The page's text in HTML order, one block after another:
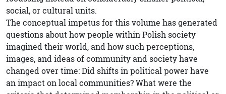
social, or cultural units.
The conceptual impetus for this volume has generated
questions about how people within Polish society
imagined their world, and how such perceptions,
images, and ideas of community and society have
changed over time: Did shifts in political power have
an impact on local communities? What were the